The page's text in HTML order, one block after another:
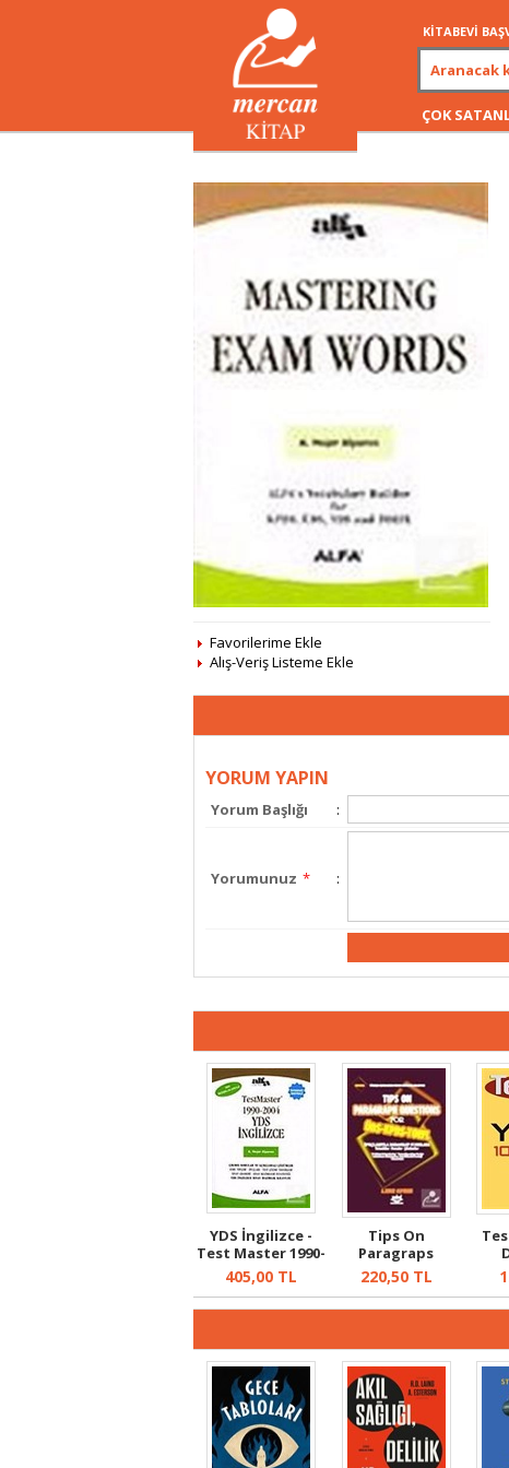
KİTABEVİ
ÇOK
Favorilerime Ekle
Alış-Veriş Listeme Ekle
YORUM YAPIN
Yorum Başlığı :
Yorumunuz * :
YDS İngilizce -
Test Master 1990-
2004
405,00TL
Tips On
Paragraps
Questıons
220,50TL